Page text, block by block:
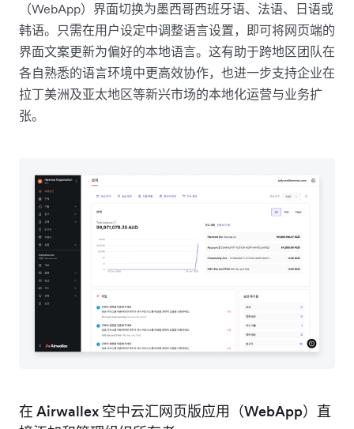
（WebApp）界面切换为墨西哥西班牙语、法语、日语或
韩语。只需在用户设定中调整语言设置，即可将网页端的
界面文案更新为偏好的本地语言。这有助于跨地区团队在
各自熟悉的语言环境中更高效协作，也进一步支持企业在
拉丁美洲及亚太地区等新兴市场的本地化运营与业务扩
张。
在 Airwallex 空中云汇网页版应用（WebApp）直